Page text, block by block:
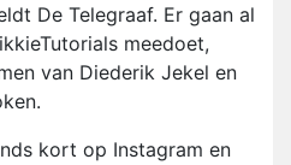
De Telegraaf. Er gaan al
meedoet,
van Diederik Jekel en
kort op Instagram en